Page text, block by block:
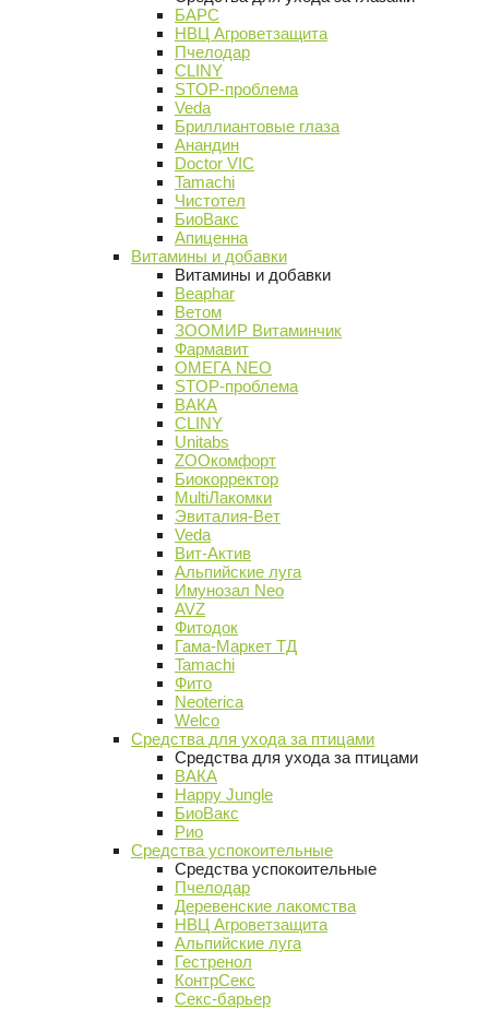
БАРС
НВЦ Агроветзащита
Пчелодар
CLINY
STOP-проблема
Veda
Бриллиантовые глаза
Анандин
Doctor VIC
Tamachi
Чистотел
БиоВакс
Апиценна
Витамины и добавки
Витамины и добавки
Beaphar
Ветом
ЗООМИР Витаминчик
Фармавит
ОМЕГА NEO
STOP-проблема
ВАКА
CLINY
Unitabs
ZOOкомфорт
Биокорректор
MultiЛакомки
Эвиталия-Вет
Veda
Вит-Актив
Альпийские луга
Имунозал Neo
AVZ
Фитодок
Гама-Маркет ТД
Tamachi
Фито
Neoterica
Welco
Средства для ухода за птицами
Средства для ухода за птицами
ВАКА
Happy Jungle
БиоВакс
Рио
Средства успокоительные
Средства успокоительные
Пчелодар
Деревенские лакомства
НВЦ Агроветзащита
Альпийские луга
Гестренол
КонтрСекс
Секс-барьер